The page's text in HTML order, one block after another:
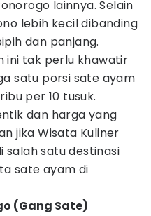
lainnya. Selain
lebih kecil dibanding
dan panjang.
ini tak perlu khawatir
satu porsi sate ayam
per 10 tusuk.
dan harga yang
jika Wisata Kuliner
salah satu destinasi
sate ayam di
(Gang Sate)